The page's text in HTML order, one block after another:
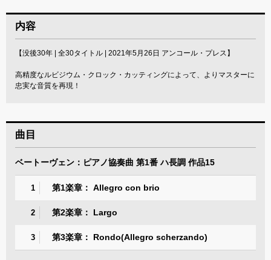
内容
【没後30年 | 全30タイトル | 2021年5月26日 アンコール・プレス】
高精度なルビジウム・クロック・カッティングによって、よりマスターに
忠実な音質を再現！
曲目
ベートーヴェン：ピアノ協奏曲 第1番 ハ長調 作品15
1 第1楽章： Allegro con brio
2 第2楽章： Largo
3 第3楽章： Rondo(Allegro scherzando)